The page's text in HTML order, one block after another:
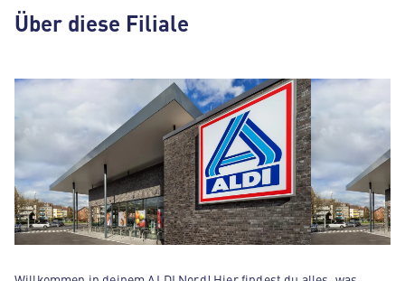
Über diese Filiale